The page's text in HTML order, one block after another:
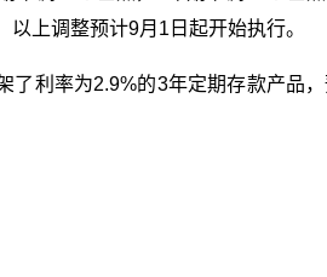
上调整预计9月1日起开始执行。
了利率为2.9%的3年定期存款产品